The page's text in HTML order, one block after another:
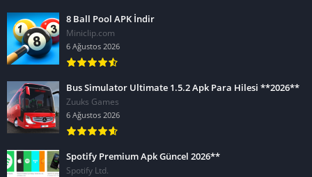
8 Ball Pool APK İndir
Miniclip.com
6 Ağustos 2026
Bus Simulator Ultimate 1.5.2 Apk Para Hilesi **2026**
Zuuks Games
6 Ağustos 2026
Spotify Premium Apk Güncel 2026**
Spotify Ltd.